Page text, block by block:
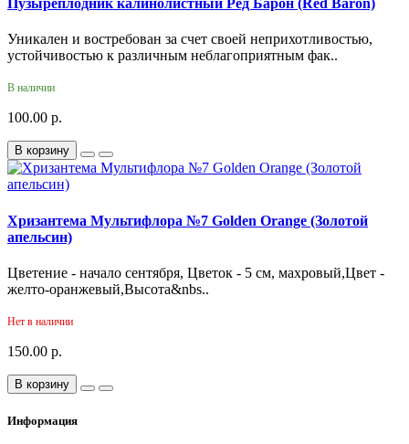
Пузыреплодник калинолистный Ред Барон (Red Baron)
Уникален и востребован за счет своей неприхотливостью,
устойчивостью к различным неблагоприятным фак..
В наличии
100.00 р.
В корзину
Хризантема Мультифлора №7 Golden Orange (Золотой
апельсин)
Цветение - начало сентября, Цветок - 5 см, махровый,Цвет -
желто-оранжевый,Высота&nbs..
Нет в наличии
150.00 р.
В корзину
Информация